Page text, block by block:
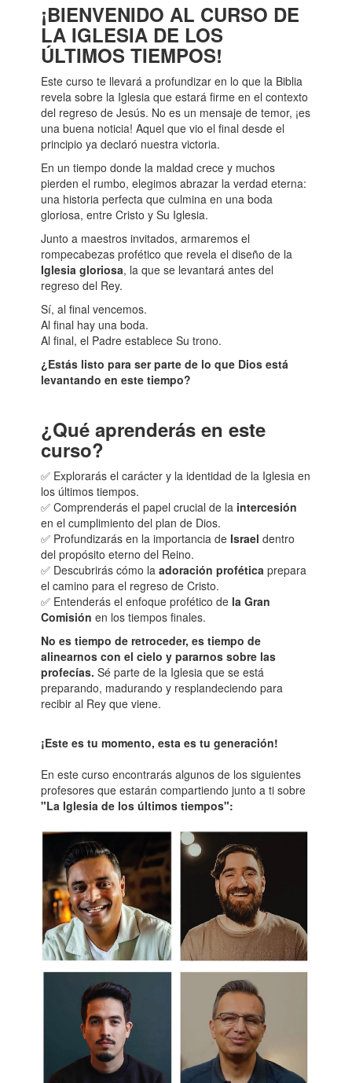
¡BIENVENIDO AL CURSO DE
LA IGLESIA DE LOS
ÚLTIMOS TIEMPOS!
Este curso te llevará a profundizar en lo que la Biblia
revela sobre la Iglesia que estará firme en el contexto
del regreso de Jesús. No es un mensaje de temor, ¡es
una buena noticia! Aquel que vio el final desde el
principio ya declaró nuestra victoria.
En un tiempo donde la maldad crece y muchos
pierden el rumbo, elegimos abrazar la verdad eterna:
una historia perfecta que culmina en una boda
gloriosa, entre Cristo y Su Iglesia.
Junto a maestros invitados, armaremos el
rompecabezas profético que revela el diseño de la
Iglesia gloriosa, la que se levantará antes del
regreso del Rey.
Sí, al final vencemos.
Al final hay una boda.
Al final, el Padre establece Su trono.
¿Estás listo para ser parte de lo que Dios está
levantando en este tiempo?
¿Qué aprenderás en este
curso?
✅ Explorarás el carácter y la identidad de la Iglesia en
los últimos tiempos.
✅ Comprenderás el papel crucial de la intercesión
en el cumplimiento del plan de Dios.
✅ Profundizarás en la importancia deIsrael dentro
del propósito eterno del Reino.
✅ Descubrirás cómo laadoración profética prepara
el camino para el regreso de Cristo.
✅ Entenderás el enfoque profético de la Gran
Comisión en los tiempos finales.
No es tiempo de retroceder, es tiempo de
alinearnos con el cielo y pararnos sobre las
profecías.Sé parte de la Iglesia que se está
preparando, madurando y resplandeciendo para
recibir al Rey que viene.
¡Este es tu momento, esta es tu generación!
En este curso encontrarás algunos de los siguientes
profesores que estarán compartiendo junto a ti sobre
"La Iglesia de los últimos tiempos":